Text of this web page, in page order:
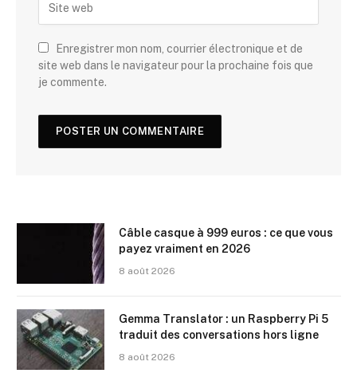
Enregistrer mon nom, courrier électronique et de
site web dans le navigateur pour la prochaine fois que
je commente.
Câble casque à 999 euros : ce que vous
payez vraiment en 2026
8 août 2026
Gemma Translator : un Raspberry Pi 5
traduit des conversations hors ligne
8 août 2026